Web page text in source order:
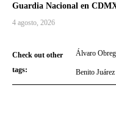
Guardia Nacional en
4 agosto, 2026
Check out other
tags:
Álvaro
Benito Juárez